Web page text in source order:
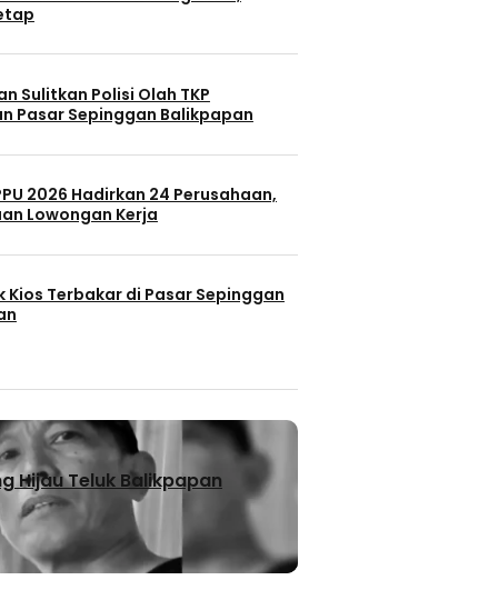
Sulitkan Polisi Olah TKP
Pasar Sepinggan Balikpapan
2026 Hadirkan 24 Perusahaan,
Lowongan Kerja
Kios Terbakar di Pasar Sepinggan
Hijau Teluk Balikpapan